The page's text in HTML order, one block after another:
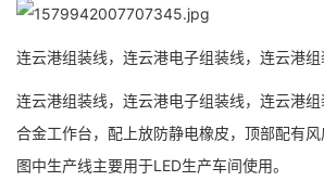
连云港组装线，连云港电子组装线，连云港
连云港组装线，连云港电子组装线，连云港
合金工作台，配上放防静电橡皮，顶部配有风
图中生产线主要用于LED生产车间使用。